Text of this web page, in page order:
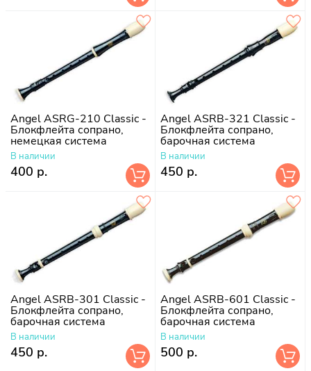
Angel ASRG-210 Classic -
Блокфлейта сопрано,
немецкая система
В наличии
400 р.
Angel ASRB-321 Classic -
Блокфлейта сопрано,
барочная система
В наличии
450 р.
Angel ASRB-301 Classic -
Блокфлейта сопрано,
барочная система
В наличии
450 р.
Angel ASRB-601 Classic -
Блокфлейта сопрано,
барочная система
В наличии
500 р.